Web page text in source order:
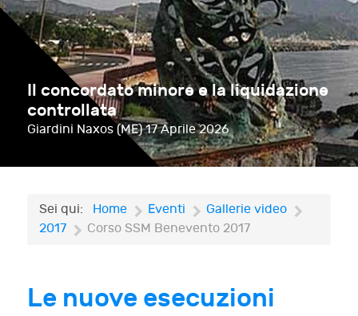
Il concordato minore e la liquidazione
controllata
Giardini Naxos (ME) 17 Aprile 2026
Sei qui: Home Eventi
Gallerie video
2017
Corso SSM Benevento 2017
Le nuove esecuzioni